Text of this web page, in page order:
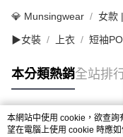
💎 Munsingwear 女款
▶女裝 上衣 短袖
本分類熱銷全站排
熱門標籤
本網站中使用 cookie，欲查詢
望在電腦上使用 cookie 時應